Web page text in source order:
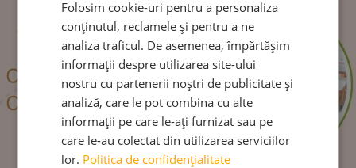
Cursive handwriting – a dying art or an essential skill?
Matematica de zi cu zi
URMATORUL
Distribuie acest articol:
Facebook LinkedIn
Folosim cookie-uri pentru a personaliza
conținutul, reclamele și pentru a ne
analiza traficul. De asemenea, împărtășim
informații despre utilizarea site-ului
nostru cu partenerii noștri de publicitate și
analiză, care le pot combina cu alte
informații pe care le-ați furnizat sau pe
care le-au colectat din utilizarea serviciilor
lor. Politica de confidențialitate